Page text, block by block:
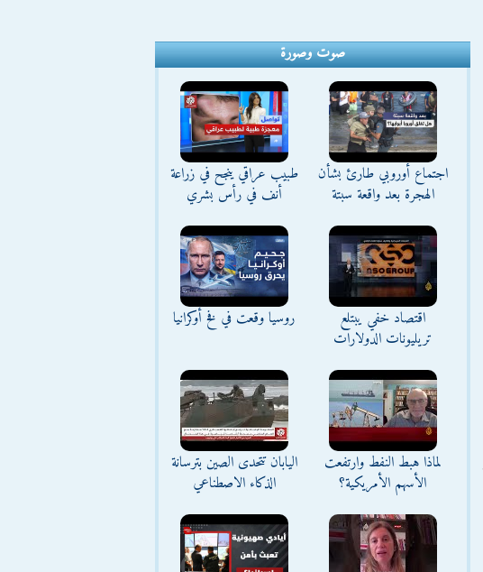
صوت وصورة
اجتماع أوروبي طارئ بشأن
الهجرة بعد واقعة سبتة
طبيب عراقي ينجح في زراعة
أنف في رأس بشري
اقتصاد خفي يبتلع
تريليونات الدولارات
روسيا وقعت في فخ أوكرانيا
لماذا هبط النفط وارتفعت
الأسهم الأمريكية؟
اليابان تتحدى الصين بترسانة
الذكاء الاصطناعي